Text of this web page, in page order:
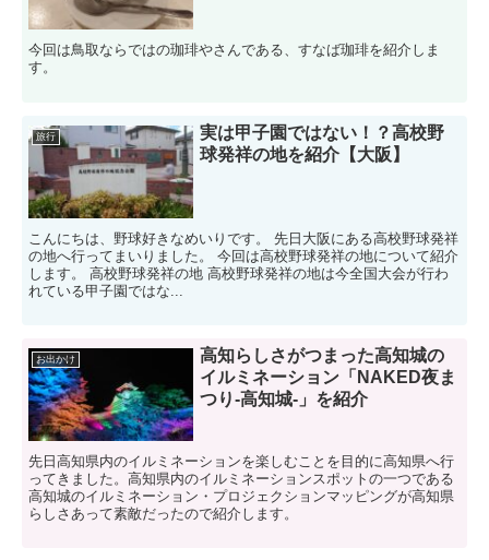
今回は鳥取ならではの珈琲やさんである、すなば珈琲を紹介しま
す。
旅行
実は甲子園ではない！？高校野
球発祥の地を紹介【大阪】
こんにちは、野球好きなめいりです。 先日大阪にある高校野球発祥
の地へ行ってまいりました。 今回は高校野球発祥の地について紹介
します。 高校野球発祥の地 高校野球発祥の地は今全国大会が行わ
れている甲子園ではな...
お出かけ
高知らしさがつまった高知城の
イルミネーション「NAKED夜ま
つり-高知城-」を紹介
先日高知県内のイルミネーションを楽しむことを目的に高知県へ行
ってきました。高知県内のイルミネーションスポットの一つである
高知城のイルミネーション・プロジェクションマッピングが高知県
らしさあって素敵だったので紹介します。